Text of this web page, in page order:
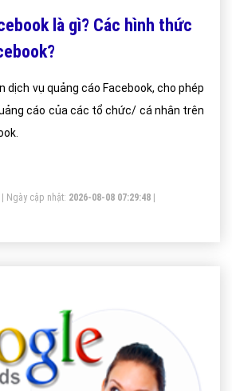
là gì? Các hình thức
dịch vụ quảng cáo Facebook, cho phép
cáo của các tổ chức/ cá nhân trên
| Ngày cập nhật: 2026-08-08 07:29:48